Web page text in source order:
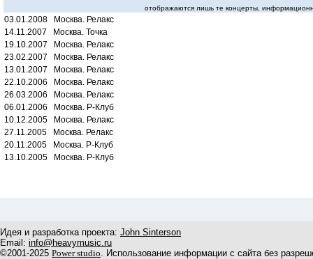
отображаются лишь те концерты,
03.01.2008 Москва. Релакс
14.11.2007 Москва. Точка
19.10.2007 Москва. Релакс
23.02.2007 Москва. Релакс
13.01.2007 Москва. Релакс
22.10.2006 Москва. Релакс
26.03.2006 Москва. Релакс
06.01.2006 Москва. Р-Клуб
10.12.2005 Москва. Релакс
27.11.2005 Москва. Релакс
20.11.2005 Москва. Р-Клуб
13.10.2005 Москва. Р-Клуб
Идея и разработка проекта: John Sinterson
Email: info@heavymusic.ru
©2001-2025 Power studio. Использование информации с сайта без